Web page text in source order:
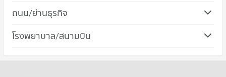
ถนน/ย่านธุรกิจ
คอนโด ถนนสุขุมวิท
คอนโดให้เช่า ถนนสุขุมวิท
โรงพยาบาล/สนามบิน